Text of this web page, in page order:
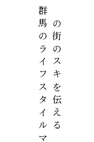
この街のスキを伝える